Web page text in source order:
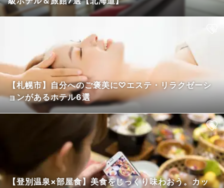
【札幌市】自分へのご褒美に♡エステ・リラクゼーシ
ョンがあるホテル6選
【登別温泉×部屋食】美食をじっくり味わおう。カッ